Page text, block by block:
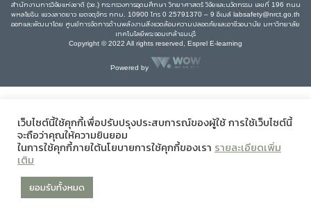
สำนักงานการวิจัยแห่งชาติ (วช.) กระทรวงการอุดมศึกษา วิทยาศาสตร์ วิจัยและนวัตกรรม เลขที่ 196 ถนน
พหลโยธิน แขวงลาดยาว เขตจตุจักร กทม. 10900 โทร 0 25791370 – 9 อีเมล์ labsafety@nrct.go.th
ออกและพัฒนาโดย ศูนย์การจัดการด้านพลังงานสิ่งแวดล้อมความปลอดภัยและอาชีวอนามัย มหาวิทยาลัย
เทคโนโลยีพระจอมเกล้าธนบุรี
Copyright © 2022 All rights reserved, Esprel E-learning
Powered by
เว็บไซต์นี้ใช้คุกกี้เพื่อปรับปรุงประสบการณ์ของผู้ใช้ การใช้เว็บไซต์นี้
จะถือว่าคุณให้ความยินยอม
ในการใช้คุกกี้ภายใต้นโยบายการใช้คุกกี้ของเรา รายละเอียดเพิ่ม
เติม
ยอมรับทั้งหมด